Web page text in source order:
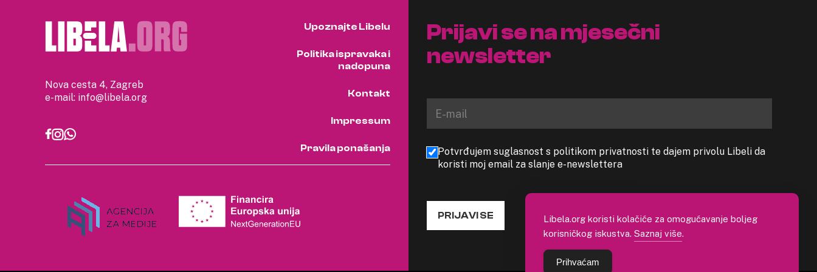
Nova cesta 4, Zagreb
e-mail: info@libela.org
Upoznajte Libelu
Politika ispravaka i
nadopuna
Kontakt
Impressum
Pravila ponašanja
Prijavi se na mjesečni
newsletter
Potvrđujem suglasnost s politikom privatnosti te dajem privolu Libeli da
koristi moj email za slanje e-newslettera
PRIJAVI SE
Libela.org koristi kolačiće za omogućavanje boljeg
korisničkog iskustva. Saznaj više.
Prihvaćam